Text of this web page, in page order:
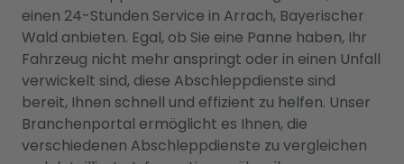
einen 24-Stunden Service in Arrach, Bayerischer
Wald anbieten. Egal, ob Sie eine Panne haben, Ihr
Fahrzeug nicht mehr anspringt oder in einen Unfall
verwickelt sind, diese Abschleppdienste sind
bereit, Ihnen schnell und effizient zu helfen. Unser
Branchenportal ermöglicht es Ihnen, die
verschiedenen Abschleppdienste zu vergleichen